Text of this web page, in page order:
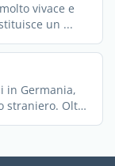
vivace e
un ...
in Germania,
straniero. Oltre